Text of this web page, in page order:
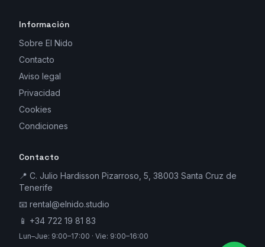
Información
Sobre El Nido
Contacto
Aviso legal
Privacidad
Cookies
Condiciones
Contacto
📍 C. Julio Hardisson Pizarroso, 5, 38003 Santa Cruz de
Tenerife
📧 rental@elnido.studio
📱 +34 722 19 81 83
Lun–Jue: 9:00–17:00 · Vie: 9:00–16:00